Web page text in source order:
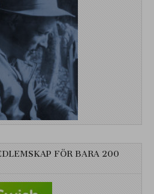
FÖR BARA 200